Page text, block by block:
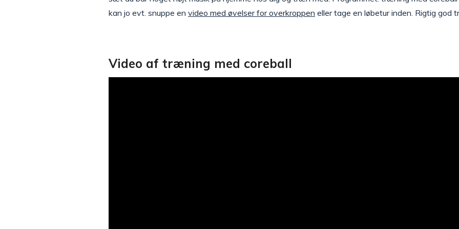
kan jo evt. snuppe en video med øvelser for overkroppen eller tage en løbetur inden. Rigtig god
Video af træning med coreball